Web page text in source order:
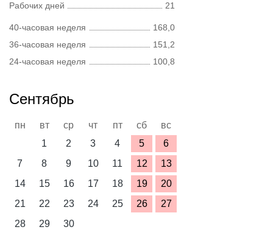
Рабочих дней
21
40-часовая неделя
168,0
36-часовая неделя
151,2
24-часовая неделя
100,8
Сентябрь
пн вт ср чт пт сб
вс
1
2 3 4 5
6
7
8 9 10 11 12
13
14
15 16 17 18 19
20
21
22 23 24 25 26
27
28
29 30